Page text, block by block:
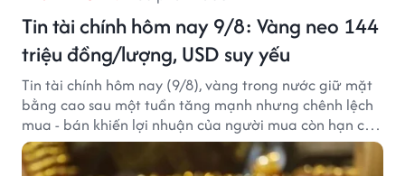
Tin tài chính hôm nay 9/8: Vàng neo 144
triệu đồng/lượng, USD suy yếu
Tin tài chính hôm nay (9/8), vàng trong nước giữ mặt
bằng cao sau một tuần tăng mạnh nhưng chênh lệch
mua - bán khiến lợi nhuận của người mua còn hạn chế,
trong khi USD chịu sức ép sau dữ liệu việc làm Mỹ gây
thất vọng.